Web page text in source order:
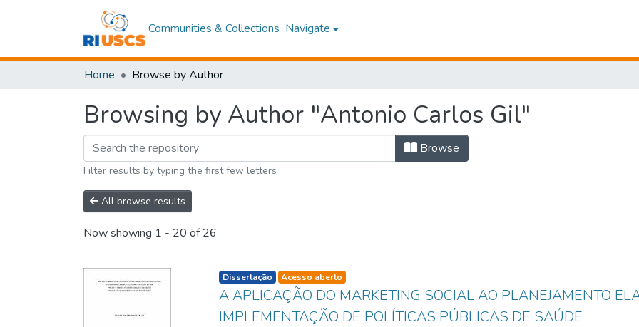
Communities & Collections Navigate
Home Browse by Author
Browsing by Author "Antonio Carlos Gil"
Browse
Filter results by typing the first few letters
All browse results
Now showing 1 - 20 of 26
listelement.badge.dso-type
Dissertação Acesso aberto
A APLICAÇÃO DO MARKETING SOCIAL AO PLANEJAMENTO
IMPLEMENTAÇÃO DE POLÍTICAS PÚBLICAS DE SAÚDE